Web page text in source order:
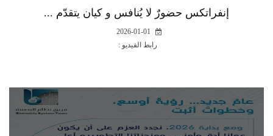
إنفراتكس حضورٌ لا يُنافس و كيان يتقدّم ...
رابط الفيديو :